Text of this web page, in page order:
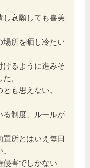
哀願しても喜美
所を晒し冷たい
るように進みそ
。
も思えない。
制度、ルールが
所とはいえ毎日
害でしかない